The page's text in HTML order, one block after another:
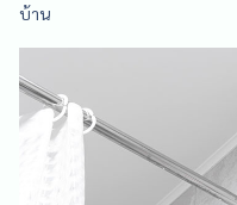
บ้าน